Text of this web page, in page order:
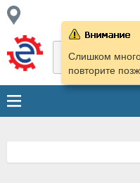
Слишком
повторите